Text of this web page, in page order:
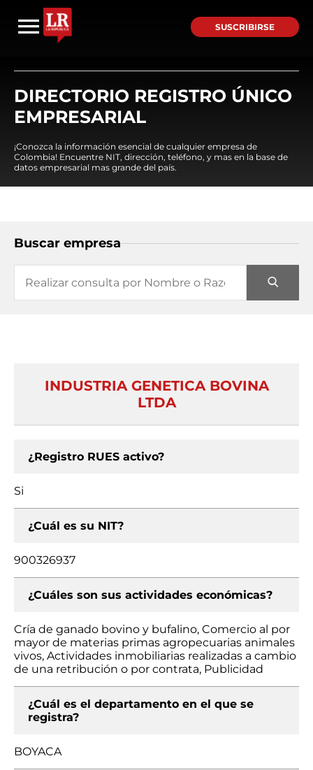
SUSCRIBIRSE
DIRECTORIO REGISTRO ÚNICO
EMPRESARIAL
¡Conozca la información esencial de cualquier empresa de
Colombia! Encuentre NIT, dirección, teléfono, y mas en la base de
datos empresarial mas grande del país.
Buscar empresa
INDUSTRIA GENETICA BOVINA
LTDA
¿Registro RUES activo?
Si
¿Cuál es su NIT?
900326937
¿Cuáles son sus actividades económicas?
Cría de ganado bovino y bufalino, Comercio al por
mayor de materias primas agropecuarias animales
vivos, Actividades inmobiliarias realizadas a cambio
de una retribución o por contrata, Publicidad
¿Cuál es el departamento en el que se
registra?
BOYACA